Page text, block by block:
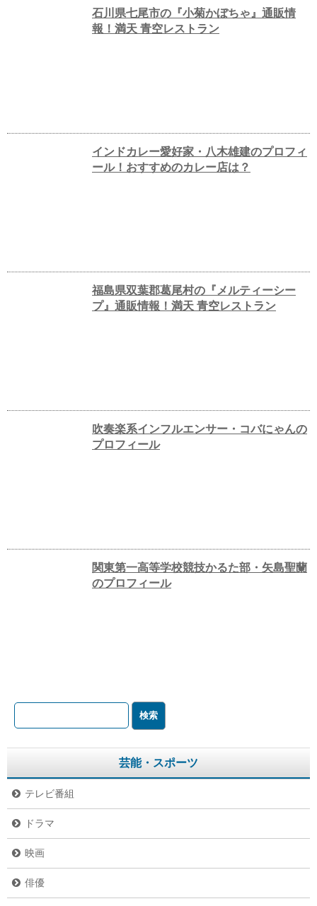
石川県七尾市の『小菊かぼちゃ』通販情
報！満天 青空レストラン
インドカレー愛好家・八木雄建のプロフィ
ール！おすすめのカレー店は？
福島県双葉郡葛尾村の『メルティーシー
プ』通販情報！満天 青空レストラン
吹奏楽系インフルエンサー・コバにゃんの
プロフィール
関東第一高等学校競技かるた部・矢島聖蘭
のプロフィール
芸能・スポーツ
テレビ番組
ドラマ
映画
俳優